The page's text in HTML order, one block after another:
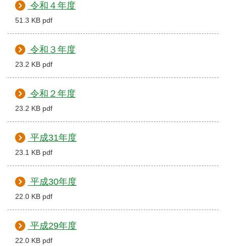
令和４年度
51.3 KB pdf
令和３年度
23.2 KB pdf
令和２年度
23.2 KB pdf
平成31年度
23.1 KB pdf
平成30年度
22.0 KB pdf
平成29年度
22.0 KB pdf